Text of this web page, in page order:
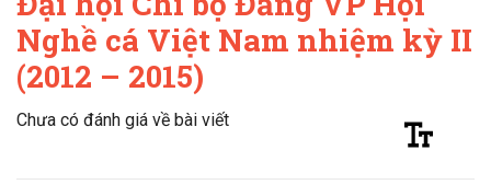
Nghề cá Việt Nam nhiệm kỳ II
(2012 – 2015)
Chưa có đánh giá về bài viết